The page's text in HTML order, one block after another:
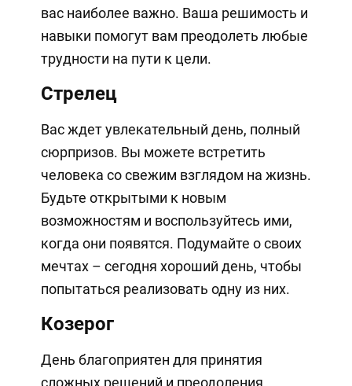
вас наиболее важно. Ваша решимость и
навыки помогут вам преодолеть любые
трудности на пути к цели.
Стрелец
Вас ждет увлекательный день, полный
сюрпризов. Вы можете встретить
человека со свежим взглядом на жизнь.
Будьте открытыми к новым
возможностям и воспользуйтесь ими,
когда они появятся. Подумайте о своих
мечтах – сегодня хороший день, чтобы
попытаться реализовать одну из них.
Козерог
День благоприятен для принятия
сложных решений и преодоления